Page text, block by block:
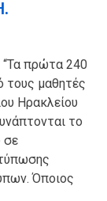
“Τα πρώτα 240
τους μαθητές
Ηρακλείου
το
σε
Όποιος